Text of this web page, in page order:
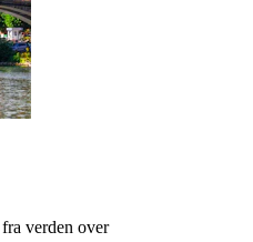
verden over